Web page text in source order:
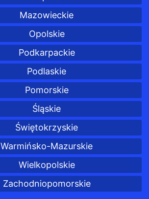
Mazowieckie
Opolskie
Podkarpackie
Podlaskie
Pomorskie
Śląskie
Świętokrzyskie
Warmińsko-Mazurskie
Wielkopolskie
Zachodniopomorskie